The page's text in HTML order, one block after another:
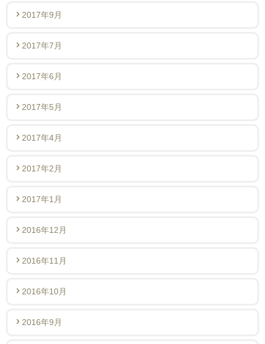
2017年9月
2017年7月
2017年6月
2017年5月
2017年4月
2017年2月
2017年1月
2016年12月
2016年11月
2016年10月
2016年9月